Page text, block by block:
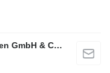
EGC Parts Baumaschinen Demontagen GmbH & Co. KG